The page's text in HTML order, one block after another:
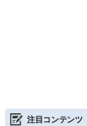
注目コンテンツ